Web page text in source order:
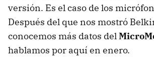
versión. Es el caso de los
Después del que nos mostró
conocemos más datos del
hablamos por aquí en enero.